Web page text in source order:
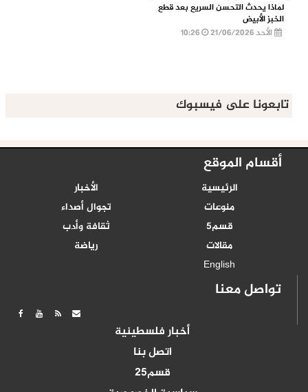
لماذا يحدث التحسن السريع بعد قطع
الخبز الأبيض
الأحد 21/06/2026
تابعونا على فيسبوك
أقسام الموقع
الرئيسية
الأخبار
منوعات
تجوال أصداء
قسم5
ثقافة وأدب
مقالات
رياضة
English
تواصل معنا
أخبار فلسطينية
اتصل بنا
قسم25